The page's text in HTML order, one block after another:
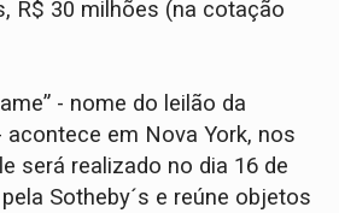
R$ 30 milhões (na cotação
- nome do leilão da
acontece em Nova York, nos
será realizado no dia 16 de
Sotheby´s e reúne objetos